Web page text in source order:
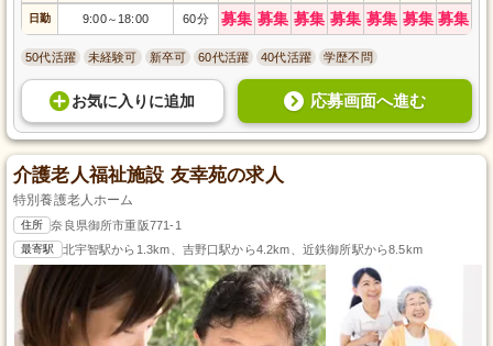
日勤 9:00～ 18:00 60分 募集 募集 募集 募集 募集 募集 募集
50代活躍 未経験可 新卒可 60代活躍 40代活躍 学歴不問
お気に入り に追加 応募画面へ進む
介護老人福祉施設 友幸苑の求人
特別養護老人ホーム
住所 奈良県御所市重阪771-1
最寄駅 北宇智駅から1.3km、吉野口駅から4.2km、近鉄御所駅から8.5km